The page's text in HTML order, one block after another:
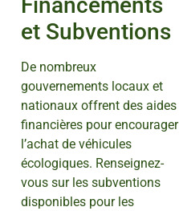
et Subventions
De nombreux
gouvernements locaux et
nationaux offrent des aides
financières pour encourager
l’achat de véhicules
écologiques. Renseignez-
vous sur les subventions
disponibles pour les